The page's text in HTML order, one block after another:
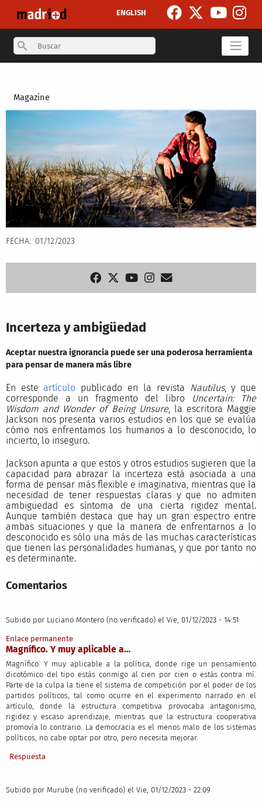
ENGLISH
Search
Magazine
FECHA 01/12/2023
Incerteza y ambigüedad
Aceptar nuestra ignorancia puede ser una poderosa herramienta
para pensar de manera más libre
En este artículo publicado en la revista Nautilus, y que
corresponde a un fragmento del libro Uncertain: The
Wisdom and Wonder of Being Unsure, la escritora Maggie
Jackson nos presenta varios estudios en los que se evalúa
cómo nos enfrentamos los humanos a lo desconocido, lo
incierto, lo inseguro.
Jackson apunta a que estos y otros estudios sugieren que la
capacidad para abrazar la incerteza está asociada a una
forma de pensar más flexible e imaginativa, mientras que la
necesidad de tener respuestas claras y que no admiten
ambigüedad es síntoma de una cierta rigidez mental.
Aunque también destaca que hay un gran espectro entre
ambas situaciones y que la manera de enfrentarnos a lo
desconocido es sólo una más de las muchas características
que tienen las personalidades humanas, y que por tanto no
es determinante.
Comentarios
Subido por Luciano Montero (no verificado) el Vie, 01/12/2023 - 14:51
Enlace permanente
Magnífico. Y muy aplicable a…
Magnífico. Y muy aplicable a la política, donde rige un pensamiento
dicotómico del tipo estás conmigo al cien por cien o estás contra mí.
Parte de la culpa la tiene el sistema de competición por el poder de los
partidos políticos, tal como ocurre en el experimento narrado en el
artículo, donde la estructura competitiva provocaba antagonismo,
rigidez y escaso aprendizaje, mientras que la estructura cooperativa
promovía lo contrario. La democracia es el menos malo de los sistemas
políticos, no cabe optar por otro, pero necesita mejorar.
Respuesta
Subido por Murube (no verificado) el Vie, 01/12/2023 - 22:09